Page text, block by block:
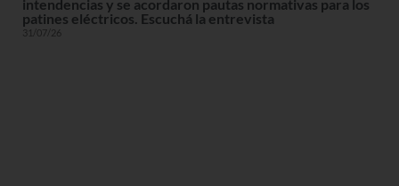
intendencias y se acordaron pautas normativas para los
patines eléctricos. Escuchá la entrevista
31/07/26